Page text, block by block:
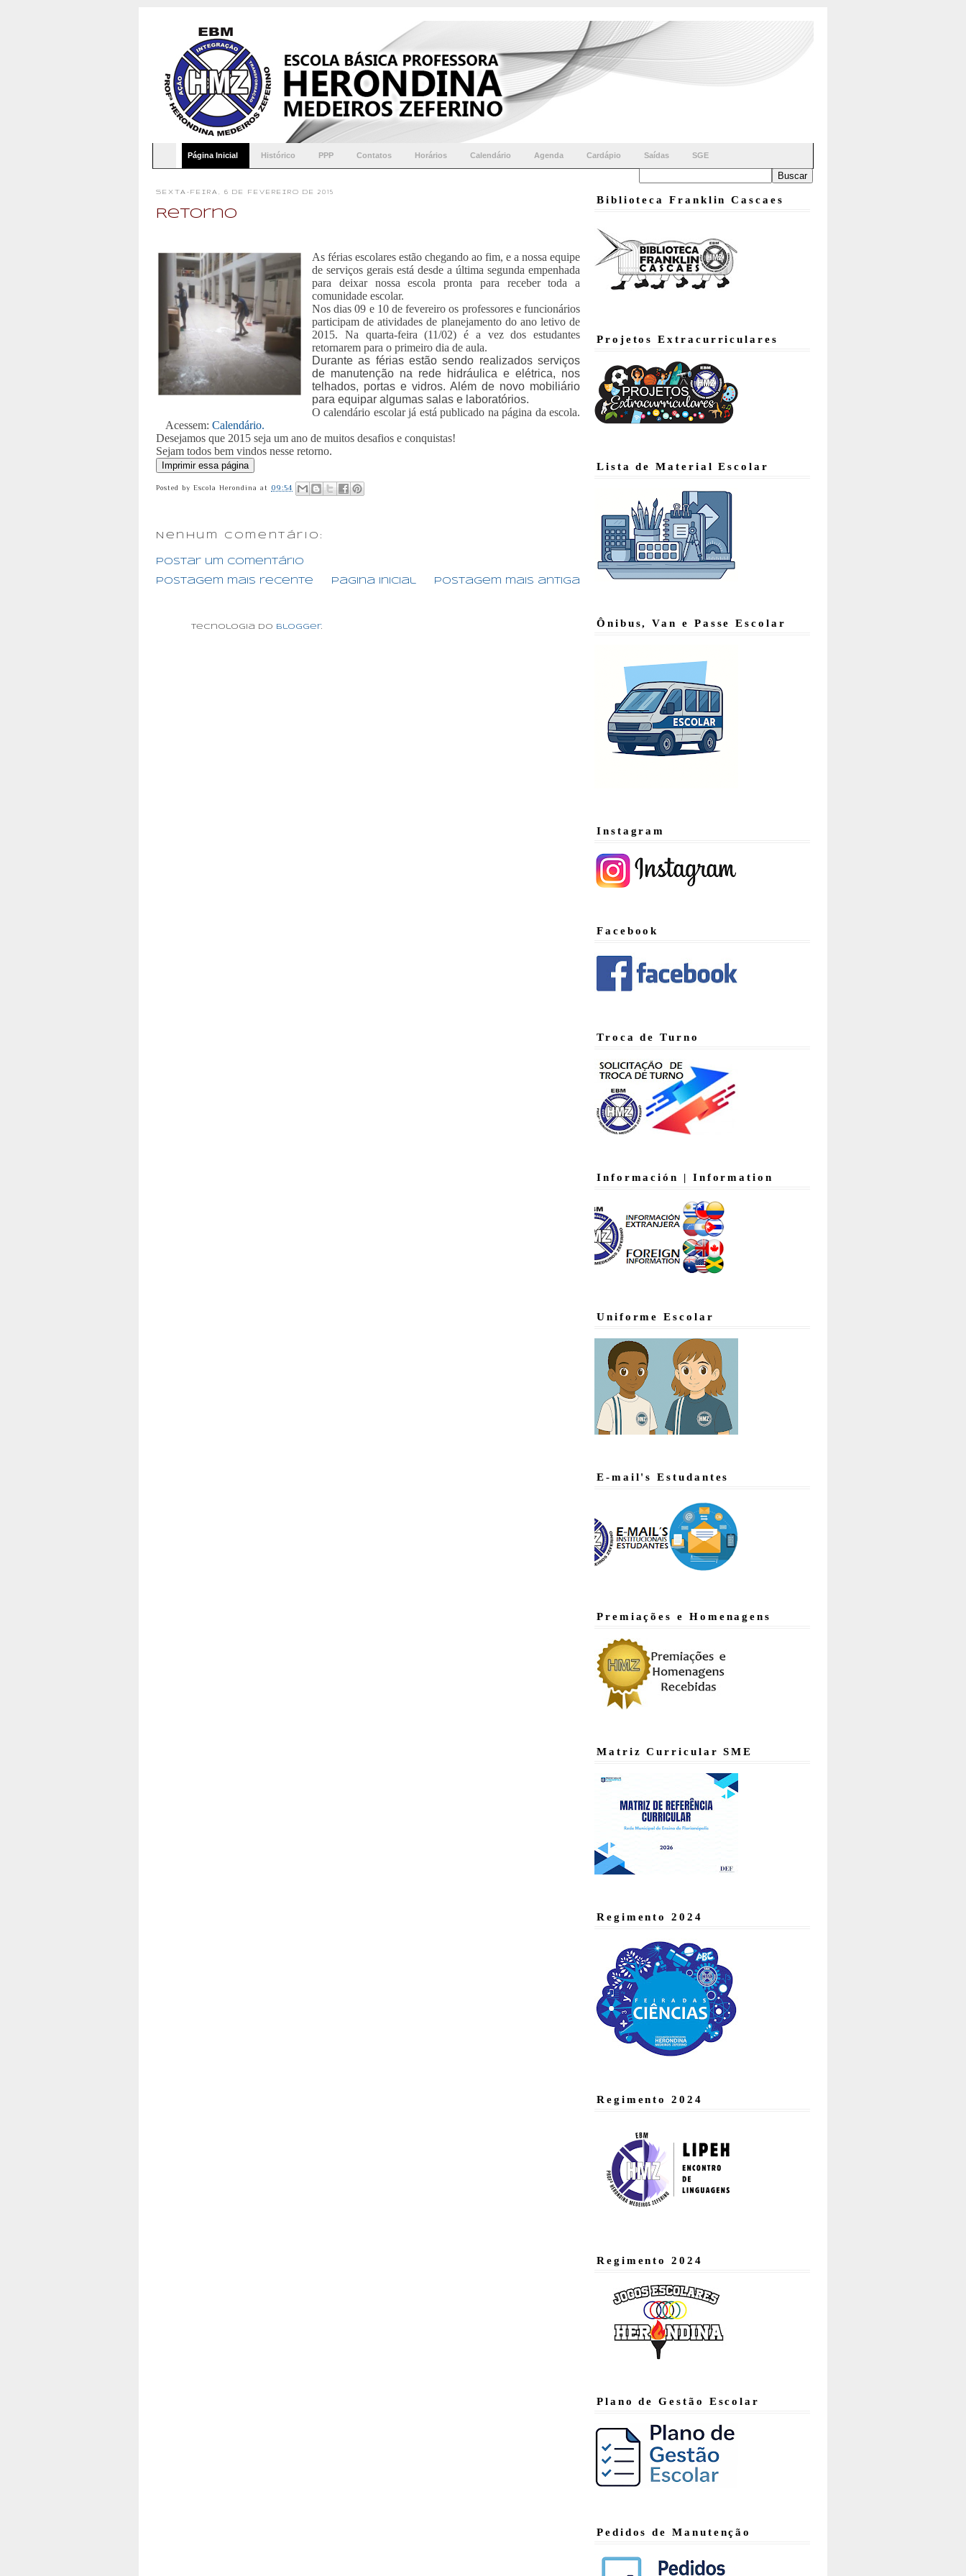
Página Inicial Histórico PPP Contatos Horários Calendário Agenda Cardápio Saídas SGE
SEXTA-FEIRA, 6 DE FEVEREIRO DE 2015
Retorno
As férias escolares estão chegando ao fim, e a nossa equipe
de serviços gerais está desde a última segunda empenhada
para deixar nossa escola pronta para receber toda a
comunidade escolar.
Nos dias 09 e 10 de fevereiro os professores e funcionários
participam de atividades de planejamento do ano letivo de
2015. Na quarta-feira (11/02) é a vez dos estudantes
retornarem para o primeiro dia de aula.
Durante as férias estão sendo realizados serviços
de manutenção na rede hidráulica e elétrica, nos
telhados, portas e vidros. Além de novo mobiliário
para equipar algumas salas e laboratórios.
O calendário escolar já está publicado na página da escola.
Acessem: Calendário.
Desejamos que 2015 seja um ano de muitos desafios e conquistas!
Sejam todos bem vindos nesse retorno.
Posted byEscola Herondina at 09:54
Nenhum comentário:
Postar um comentário
Postagem mais recente Postagem mais antiga
Página inicial
Tecnologia do Blogger.
Biblioteca Franklin Cascaes
Projetos Extracurriculares
Lista de Material Escolar
Ônibus, Van e Passe Escolar
Instagram
Facebook
Troca de Turno
Información | Information
Uniforme Escolar
E-mail's Estudantes
Premiações e Homenagens
Matriz Curricular SME
Regimento 2024
Regimento 2024
Regimento 2024
Plano de Gestão Escolar
Pedidos de Manutenção